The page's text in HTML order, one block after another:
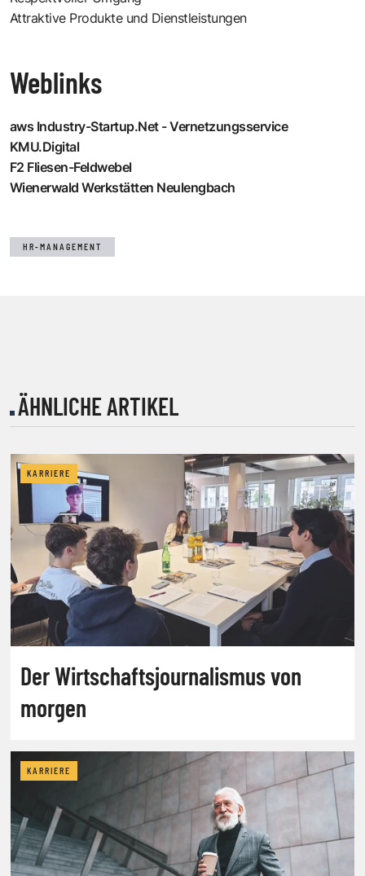
Attraktive Produkte und Dienstleistungen
Weblinks
aws Industry-Startup.Net - Vernetzungsservice
KMU.Digital
F2 Fliesen-Feldwebel
Wienerwald Werkstätten Neulengbach
HR-MANAGEMENT
ÄHNLICHE ARTIKEL
KARRIERE
Der Wirtschaftsjournalismus von
morgen
KARRIERE